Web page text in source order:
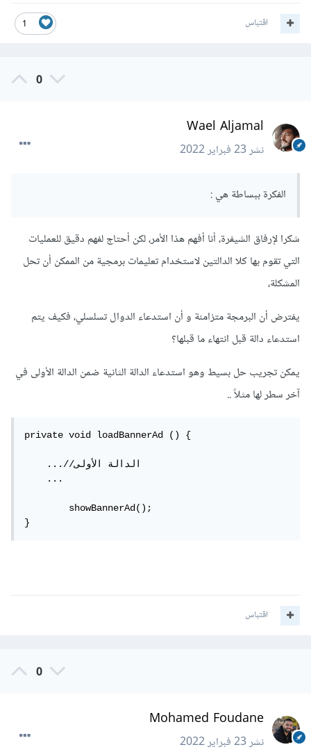
1 اقتباس
0
Wael Aljamal
نشر23 فبراير 2022
الفكرة ببساطة هي :
شكرا لإرفاق الشيفرة، أنا أفهم هذا الأمر، لكن أحتاج لفهم دقيق للعمليات
التي تقوم بها كلا الدالتين لاستخدام تعليمات برمجية من الممكن أن تحل
المشكلة،
يفترض أن البرمجة متزامنة و أن استدعاء الدوال تسلسلي، فكيف يتم
استدعاء دالة قبل انتهاء ما قبلها؟
يمكن تجريب حل بسيط وهو استدعاء الدالة الثانية ضمن الدالة الأولى في
آخر سطر لها مثلاً ..
private void loadBannerAd () {
    ...//الدالة الأولى
    ...
	showBannerAd();
}
اقتباس
0
Mohamed Foudane
نشر23 فبراير 2022